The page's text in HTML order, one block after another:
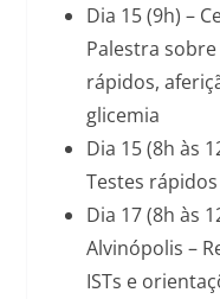
Dia 15 (9h) –
Palestra
rápidos,
glicemia
Dia 15 (8h às
Testes rápidos
Dia 17 (8h às
Alvinópolis –
ISTs e